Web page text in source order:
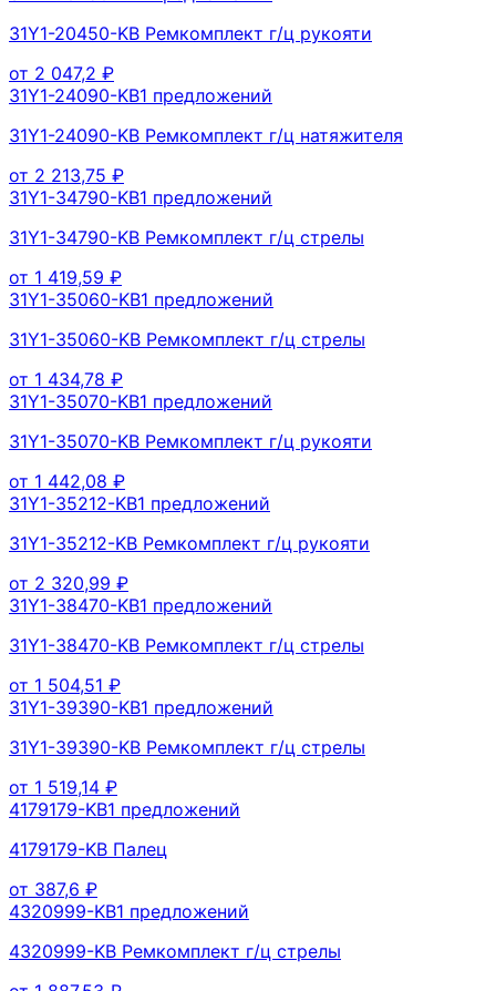
31Y1-20450-KB Ремкомплект г/ц рукояти
от 2 047,2 ₽
31Y1-24090-KB1 предложений
31Y1-24090-KB Ремкомплект г/ц натяжителя
от 2 213,75 ₽
31Y1-34790-KB1 предложений
31Y1-34790-KB Ремкомплект г/ц стрелы
от 1 419,59 ₽
31Y1-35060-KB1 предложений
31Y1-35060-KB Ремкомплект г/ц стрелы
от 1 434,78 ₽
31Y1-35070-KB1 предложений
31Y1-35070-KB Ремкомплект г/ц рукояти
от 1 442,08 ₽
31Y1-35212-KB1 предложений
31Y1-35212-KB Ремкомплект г/ц рукояти
от 2 320,99 ₽
31Y1-38470-KB1 предложений
31Y1-38470-KB Ремкомплект г/ц стрелы
от 1 504,51 ₽
31Y1-39390-KB1 предложений
31Y1-39390-KB Ремкомплект г/ц стрелы
от 1 519,14 ₽
4179179-KB1 предложений
4179179-KB Палец
от 387,6 ₽
4320999-KB1 предложений
4320999-KB Ремкомплект г/ц стрелы